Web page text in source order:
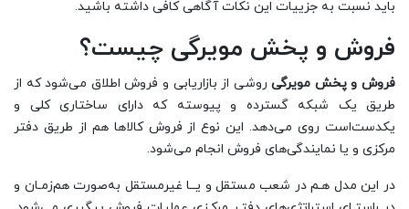
باید نسبت به جزییات این نکات آگاهی کافی داشته باشید.
فروش و پخش مویرگی چیست؟
فروش و پخش مویرگی روشی از بازاریابی و فروش اطلاق می‌شود که از
طریق یک شبکه گسترده و پیوسته که دارای ساختاری کلی و
یکدست‌است روی می‌دهد. این نوع از فروش کالاها هم از طریق دفتر
مرکزی و یا نمایندگی‌های فروش انجام می‌شود.
در این مدل هـم در شعب مستقل و یــا غیرمستقل به‌صورت هم‌زمـان و